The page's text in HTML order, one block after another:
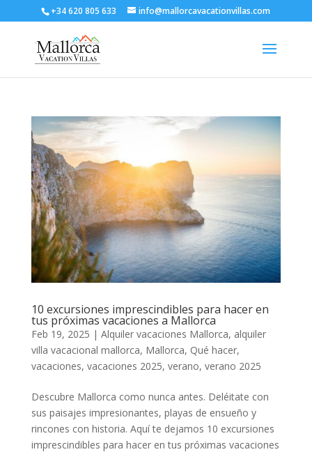
+34 620 805 633 info@mallorcavacationvillas.com
10 excursiones imprescindibles para hacer en
tus próximas vacaciones a Mallorca
Feb 19, 2025 | Alquiler vacaciones Mallorca, alquiler
villa vacacional mallorca, Mallorca, Qué hacer,
vacaciones, vacaciones 2025, verano, verano 2025
Descubre Mallorca como nunca antes. Deléitate con
sus paisajes impresionantes, playas de ensueño y
rincones con historia. Aquí te dejamos 10 excursiones
imprescindibles para hacer en tus próximas vacaciones